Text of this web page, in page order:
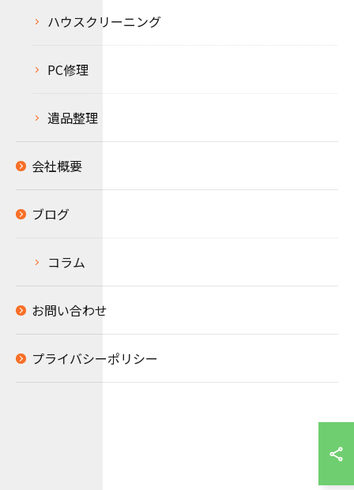
ハウスクリーニング
PC修理
遺品整理
会社概要
ブログ
コラム
お問い合わせ
プライバシーポリシー